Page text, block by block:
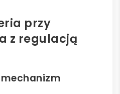
przy
z regulacją